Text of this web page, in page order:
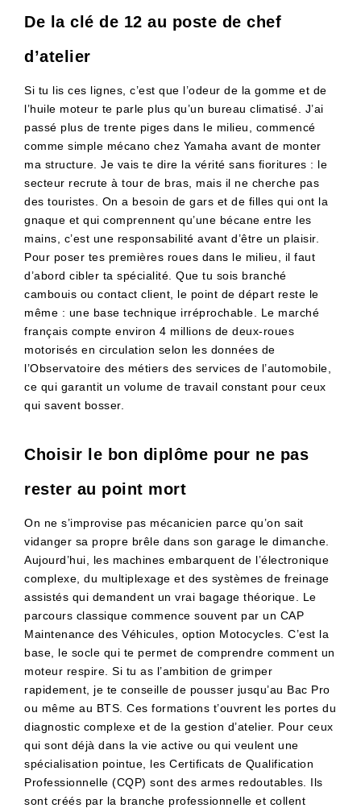
De la clé de 12 au poste de chef
d’atelier
Si tu lis ces lignes, c’est que l’odeur de la gomme et de
l’huile moteur te parle plus qu’un bureau climatisé. J’ai
passé plus de trente piges dans le milieu, commencé
comme simple mécano chez Yamaha avant de monter
ma structure. Je vais te dire la vérité sans fioritures : le
secteur recrute à tour de bras, mais il ne cherche pas
des touristes. On a besoin de gars et de filles qui ont la
gnaque et qui comprennent qu’une bécane entre les
mains, c’est une responsabilité avant d’être un plaisir.
Pour poser tes premières roues dans le milieu, il faut
d’abord cibler ta spécialité. Que tu sois branché
cambouis ou contact client, le point de départ reste le
même : une base technique irréprochable. Le marché
français compte environ 4 millions de deux-roues
motorisés en circulation selon les données de
l’Observatoire des métiers des services de l’automobile,
ce qui garantit un volume de travail constant pour ceux
qui savent bosser.
Choisir le bon diplôme pour ne pas
rester au point mort
On ne s’improvise pas mécanicien parce qu’on sait
vidanger sa propre brêle dans son garage le dimanche.
Aujourd’hui, les machines embarquent de l’électronique
complexe, du multiplexage et des systèmes de freinage
assistés qui demandent un vrai bagage théorique. Le
parcours classique commence souvent par un CAP
Maintenance des Véhicules, option Motocycles. C’est la
base, le socle qui te permet de comprendre comment un
moteur respire. Si tu as l’ambition de grimper
rapidement, je te conseille de pousser jusqu’au Bac Pro
ou même au BTS. Ces formations t’ouvrent les portes du
diagnostic complexe et de la gestion d’atelier. Pour ceux
qui sont déjà dans la vie active ou qui veulent une
spécialisation pointue, les Certificats de Qualification
Professionnelle (CQP) sont des armes redoutables. Ils
sont créés par la branche professionnelle et collent